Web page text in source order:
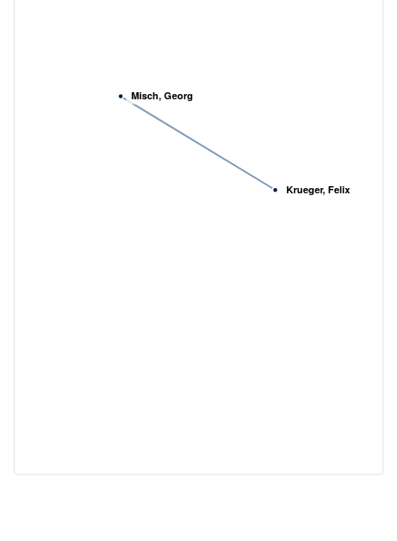
Misch, Georg
Krueger, Felix